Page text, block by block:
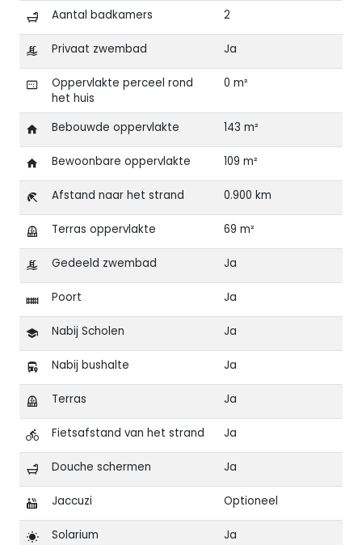
Aantal badkamers 2
Privaat zwembad Ja
Oppervlakte perceel rond
het huis
0 m²
Bebouwde oppervlakte 143 m²
Bewoonbare oppervlakte 109 m²
Afstand naar het strand 0.900 km
Terras oppervlakte 69 m²
Gedeeld zwembad Ja
Poort Ja
Nabij Scholen Ja
Nabij bushalte Ja
Terras Ja
Fietsafstand van het strand Ja
Douche schermen Ja
Jaccuzi Optioneel
Solarium Ja